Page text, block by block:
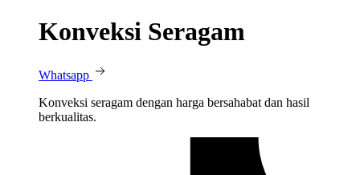
Konveksi Seragam
Whatsapp
Konveksi seragam dengan harga bersahabat dan hasil
berkualitas.